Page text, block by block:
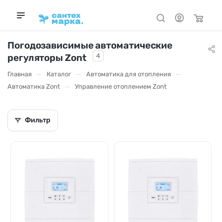
Погодозависимые автоматические
регуляторы Zont
4
Главная — Каталог — Автоматика для отопления —
Автоматика Zont — Управление отоплением Zont
Фильтр